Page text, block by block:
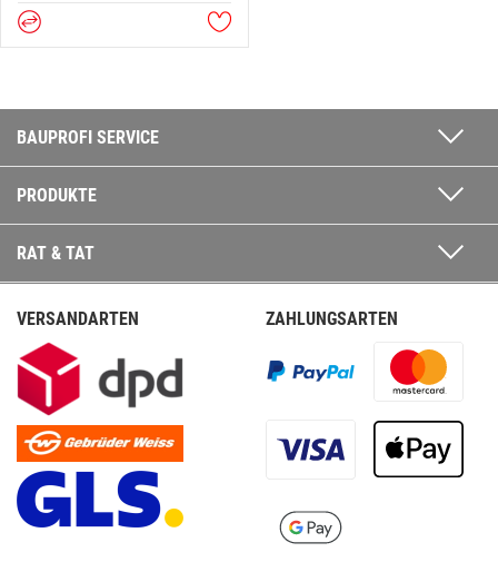
BAUPROFI SERVICE
PRODUKTE
RAT & TAT
VERSANDARTEN ZAHLUNGSARTEN